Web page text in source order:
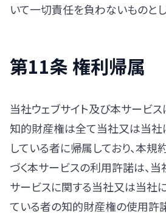
いて一切責任を負わないものとし
第11条 権利帰属
当社ウェブサイト及び本サービ
知的財産権は全て当社又は当社
している者に帰属しており、本
づく本サービスの利用許諾は、
サービスに関する当社又は当社
ている者の知的財産権の使用許